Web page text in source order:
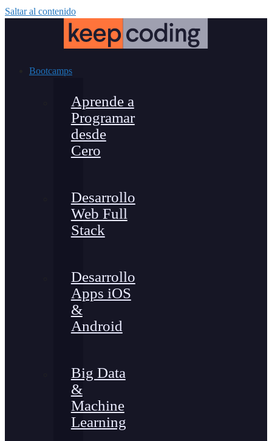
Saltar al contenido
Bootcamps
Aprende a
Programar
desde
Cero
Desarrollo
Web Full
Stack
Desarrollo
Apps iOS
&
Android
Big Data
&
Machine
Learning